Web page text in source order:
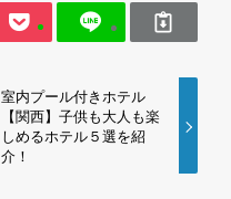
室内プール付きホテル
【関西】子供も大人も楽
しめるホテル５選を紹
介！